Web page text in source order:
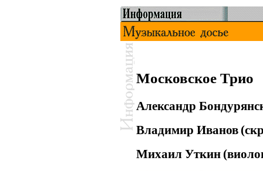
Московское Трио
Александр
Владимир Иванов
Михаил Уткин